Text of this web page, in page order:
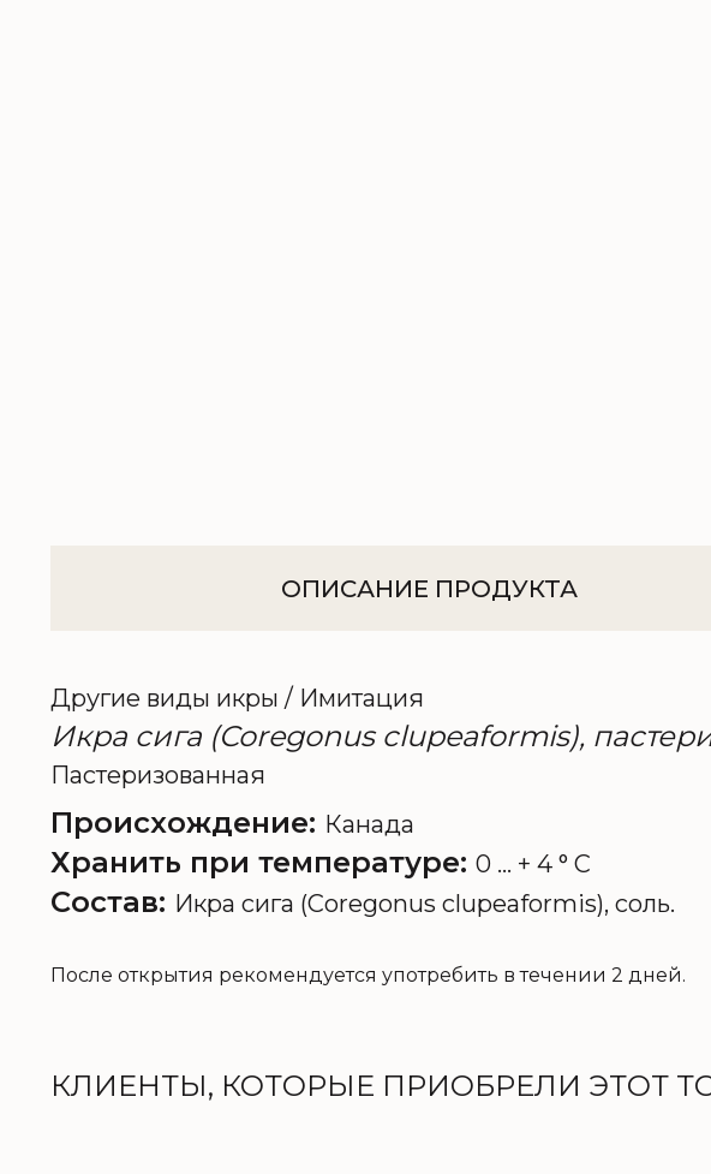
ОПИСАНИЕ ПРОДУКТА
Другие виды икры / Имитация
Икра сига (Coregonus clupeaformis),
Пастеризованная
Происхождение: Канада
Хранить при температуре: 0 ... + 4 ° C
Состав: Икра сига (Coregonus clupeaformis), соль.
После открытия рекомендуется употребить в течении 2 дней.
КЛИЕНТЫ, КОТОРЫЕ ПРИОБРЕЛИ ЭТОТ